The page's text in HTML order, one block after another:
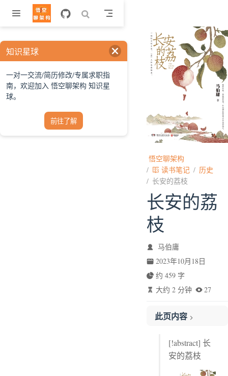
跳至主要內容
悟空聊架构
读书笔记
历史
长安的荔枝
长安的荔
枝
马伯庸
2023年10月18日
约 459 字
大约 2 分钟
27
此页内容
第三章
第五章
[!abstract] 长
安的荔枝
知识星球
一对一交流/简历修改/专属求职指
南，欢迎加入 悟空聊架构 知识星
球。
前往了解